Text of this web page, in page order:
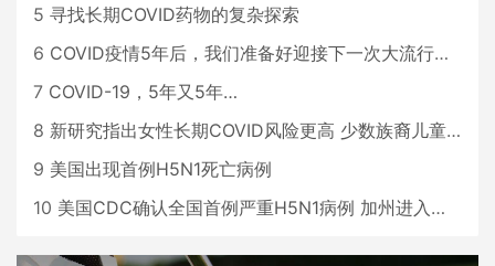
5 寻找长期COVID药物的复杂探索
6 COVID疫情5年后，我们准备好迎接下一次大流行了吗？
7 COVID-19，5年又5年…
8 新研究指出女性长期COVID风险更高 少数族裔儿童存在差异
9 美国出现首例H5N1死亡病例
10 美国CDC确认全国首例严重H5N1病例 加州进入紧急状态